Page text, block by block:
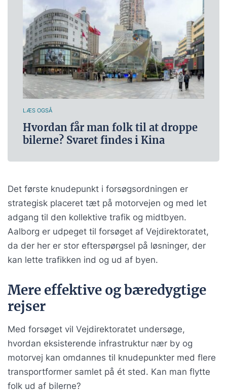
LÆS OGSÅ
Hvordan får man folk til at droppe
bilerne? Svaret findes i Kina
Det første knudepunkt i forsøgsordningen er
strategisk placeret tæt på motorvejen og med let
adgang til den kollektive trafik og midtbyen.
Aalborg er udpeget til forsøget af Vejdirektoratet,
da der her er stor efterspørgsel på løsninger, der
kan lette trafikken ind og ud af byen.
Mere effektive og bæredygtige
rejser
Med forsøget vil Vejdirektoratet undersøge,
hvordan eksisterende infrastruktur nær by og
motorvej kan omdannes til knudepunkter med flere
transportformer samlet på ét sted. Kan man flytte
folk ud af bilerne?